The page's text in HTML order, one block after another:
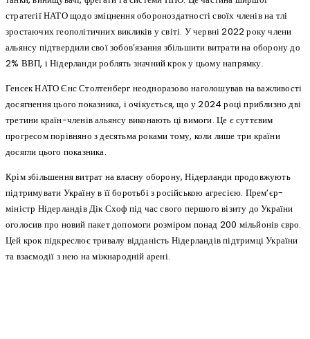
стратегії НАТО щодо зміцнення обороноздатності своїх членів на тлі
зростаючих геополітичних викликів у світі. У червні 2022 року члени
альянсу підтвердили свої зобов’язання збільшити витрати на оборону до
2% ВВП, і Нідерланди роблять значний крок у цьому напрямку.
Генсек НАТО Єнс Столтенберг неодноразово наголошував на важливості
досягнення цього показника, і очікується, що у 2024 році приблизно дві
третини країн-членів альянсу виконають ці вимоги. Це є суттєвим
прогресом порівняно з десятьма роками тому, коли лише три країни
досягли цього показника.
Крім збільшення витрат на власну оборону, Нідерланди продовжують
підтримувати Україну в її боротьбі з російською агресією. Прем’єр-
міністр Нідерландів Дік Схоф під час свого першого візиту до України
оголосив про новий пакет допомоги розміром понад 200 мільйонів євро.
Цей крок підкреслює тривалу відданість Нідерландів підтримці України
та взаємодії з нею на міжнародній арені.